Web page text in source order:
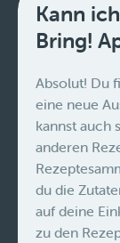
Kann
Bring!
Absolut! Du
eine neue
kannst auch
anderen
du die
auf deine
zu den